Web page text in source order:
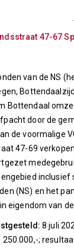
47-67
van de NS
Bottendaal
door de
de voormalige
47-69
inclusief
(NS) en het
eigendom van
8 juli
;